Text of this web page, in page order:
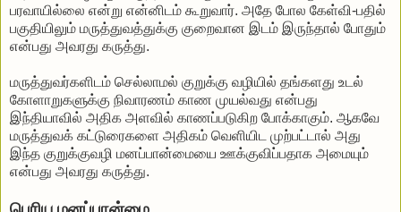
பரவாயில்லை என்று என்னிடம் கூறுவார். அதே போல கேள்வி-பதில்
பகுதியிலும் மருத்துவத்துக்கு குறைவான இடம் இருந்தால் போதும்
என்பது அவரது கருத்து.
மருத்துவர்களிடம் செல்லாமல் குறுக்கு வழியில் தங்களது உடல்
கோளாறுகளுக்கு நிவாரணம் காண முயல்வது என்பது
இந்தியாவில் அதிக அளவில் காணப்படுகிற போக்காகும். ஆகவே
மருத்துவக் கட்டுரைகளை அதிகம் வெளியிட முற்பட்டால் அது
இந்த குறுக்குவழி மனப்பான்மையை ஊக்குவிப்பதாக அமையும்
என்பது அவரது கருத்து.